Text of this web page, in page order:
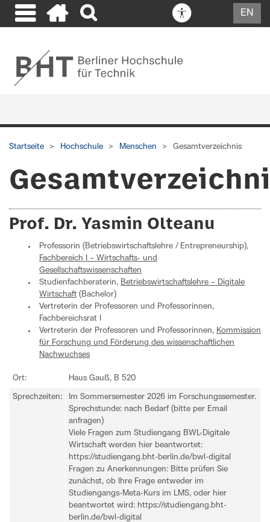
EN
Startseite Hochschule Menschen Gesamtverzeichnis
Prof. Dr. Yasmin Olteanu
Professorin (Betriebswirtschaftslehre / Entrepreneurship),
Fachbereich I – Wirtschafts- und
Gesellschaftswissenschaften
Studienfachberaterin, Betriebswirtschaftslehre – Digitale
Wirtschaft (Bachelor)
Vertreterin der Professoren und Professorinnen,
Fachbereichsrat I
Vertreterin der Professoren und Professorinnen, Kommission
für Forschung und Förderung des wissenschaftlichen
Nachwuchses
Ort: Haus Gauß, B 520
Sprechzeiten:
Im Sommersemester 2026 im Forschungssemester.
Sprechstunde: nach Bedarf (bitte per Email
anfragen)
Viele Fragen zum Studiengang BWL-Digitale
Wirtschaft werden hier beantwortet:
https://studiengang.bht-berlin.de/bwl-digital
Fragen zu Anerkennungen: Bitte prüfen Sie
zunächst, ob Ihre Frage entweder im
Studiengangs-Meta-Kurs im LMS, oder hier
beantwortet wird: https://studiengang.bht-
berlin.de/bwl-digital